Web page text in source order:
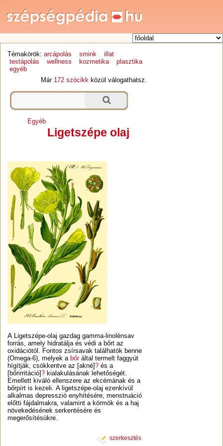
Témakörök: arcápolás smink
illat
testápolás
wellness kozmetika
plasztika
egyéb
Már 172 szócikk közül válogathatsz.
Egyéb
Ligetszépe olaj
A Ligetszépe-olaj gazdag gamma-linolénsav
forrás, amely hidratálja és védi a bőrt az
oxidációtól. Fontos zsírsavak találhatók benne
(Omega-6), melyek a bőráltal termelt faggyút
hígítják, csökkentve az [akné]? és a
[bőrirritáció]? kialakulásának lehetőségét.
Emellett kiváló ellenszere az ekcémának és a
bőrpírt is kezeli.A ligetszépe-olaj ezenkívül
alkalmas depresszió enyhítésére, menstruáció
előtti fájdalmakra, valamint a körmök és a haj
növekedésének serkentésére és
megerősítésükre.
szerkesztés